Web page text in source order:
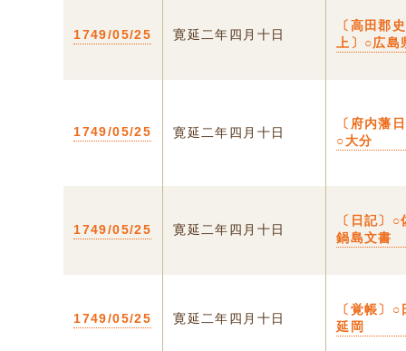
1749/05/25 寛延二年四月十日
〔高田
上〕○広島
1749/05/25 寛延二年四月十日
〔府内藩
○大分
1749/05/25 寛延二年四月十日
〔日記〕○
鍋島文書
1749/05/25 寛延二年四月十日
〔覚帳〕○
延岡